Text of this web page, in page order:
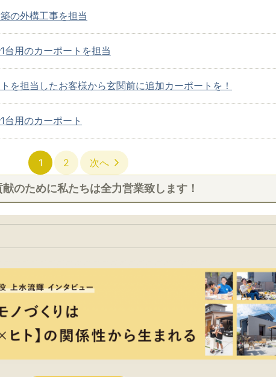
の外構工事を担当
台用のカーポートを担当
を担当したお客様から玄関前に追加カーポートを！
台用のカーポート
1 2 次へ
のために私たちは全力営業致します！